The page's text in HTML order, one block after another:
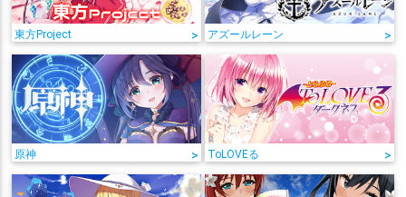
東方Project > アズールレーン >
原神 > ToLOVEる >